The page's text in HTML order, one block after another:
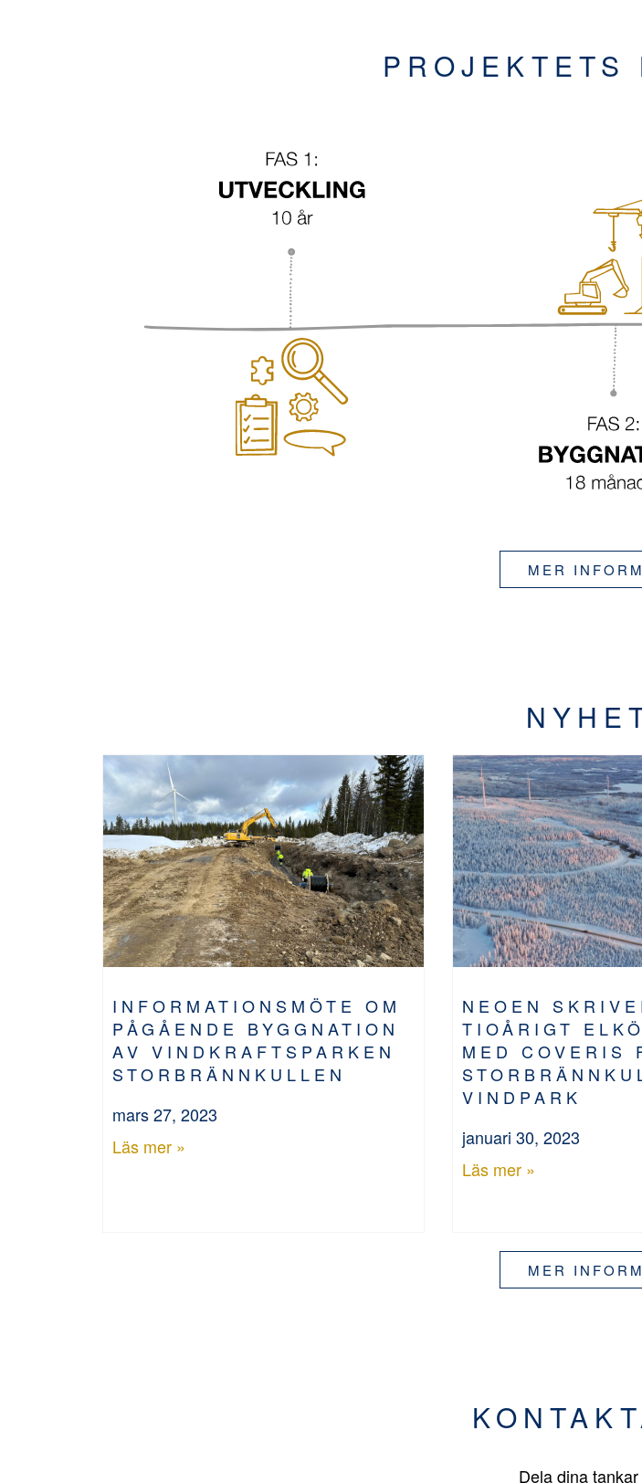
PROJEKTETS
MER
INFORMATIONSMÖTE OM
PÅGÅENDE BYGGNATION
AV VINDKRAFTSPARKEN
STORBRÄNNKULLEN
mars 27, 2023
Läs mer »
NEOEN
TIOÅRIGT
MED COVERIS
VINDPARK
januari 30, 2023
Läs mer »
MER
Dela dina